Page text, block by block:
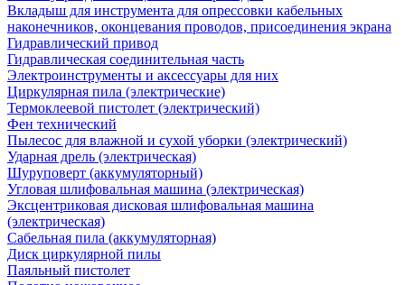
Вкладыш для инструмента для опрессовки кабельных
наконечников, оконцевания проводов, присоединения экрана
Гидравлический привод
Гидравлическая соединительная часть
Электроинструменты и аксессуары для них
Циркулярная пила (электрические)
Термоклеевой пистолет (электрический)
Фен технический
Пылесос для влажной и сухой уборки (электрический)
Ударная дрель (электрическая)
Шуруповерт (аккумуляторный)
Угловая шлифовальная машина (электрическая)
Эксцентриковая дисковая шлифовальная машина
(электрическая)
Сабельная пила (аккумуляторная)
Диск циркулярной пилы
Паяльный пистолет